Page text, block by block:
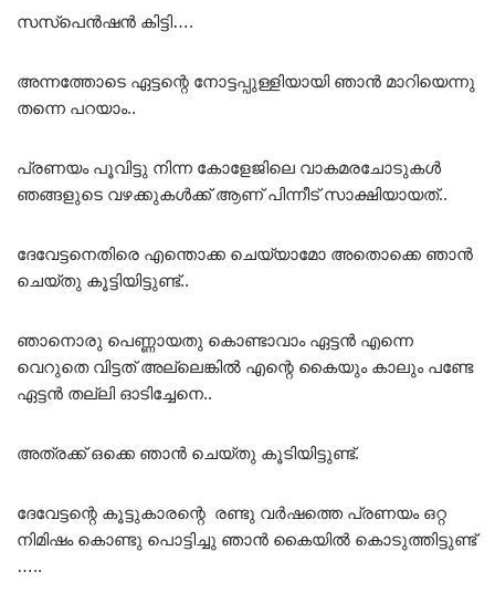
സസ്പെൻഷൻ കിട്ടി….
അന്നത്തോടെ ഏട്ടന്റെ നോട്ടപ്പുള്ളിയായി ഞാൻ മാറിയെന്നു
തന്നെ പറയാം..
പ്രണയം പൂവിട്ടു നിന്ന കോളേജിലെ വാകമരചോടുകൾ
ഞങ്ങളുടെ വഴക്കുകൾക്ക് ആണ് പിന്നീട് സാക്ഷിയായത്..
ദേവേട്ടനെതിരെ എന്തൊക്ക ചെയ്യാമോ അതൊക്കെ ഞാൻ
ചെയ്തു കൂട്ടിയിട്ടുണ്ട്..
ഞാനൊരു പെണ്ണായതു കൊണ്ടാവാം ഏട്ടൻ എന്നെ
വെറുതെ വിട്ടത് അല്ലെങ്കിൽ എന്റെ കൈയും കാലും പണ്ടേ
ഏട്ടൻ തല്ലി ഓടിച്ചേനെ..
അത്രക്ക് ഒക്കെ ഞാൻ ചെയ്തു കൂടിയിട്ടുണ്ട്.
ദേവേട്ടന്റെ കൂട്ടുകാരന്റെ രണ്ടു വർഷത്തെ പ്രണയം ഒറ്റ
നിമിഷം കൊണ്ടു പൊട്ടിച്ചു ഞാൻ കൈയിൽ കൊടുത്തിട്ടുണ്ട്
…..